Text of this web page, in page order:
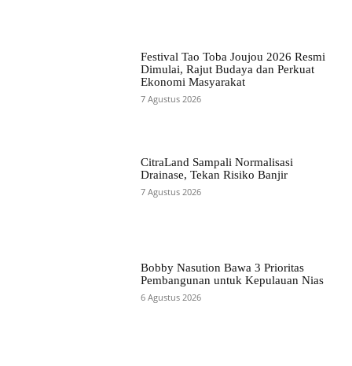
Festival Tao Toba Joujou 2026 Resmi
Dimulai, Rajut Budaya dan Perkuat
Ekonomi Masyarakat
7 Agustus 2026
CitraLand Sampali Normalisasi
Drainase, Tekan Risiko Banjir
7 Agustus 2026
Bobby Nasution Bawa 3 Prioritas
Pembangunan untuk Kepulauan Nias
6 Agustus 2026